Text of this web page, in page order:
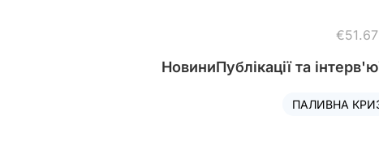
€51.67
НовиниПублікації та інтерв'ю
ПАЛИВНА